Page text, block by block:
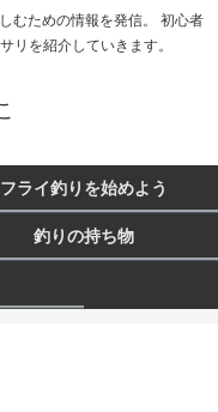
むための情報を発信。 初心者
リを紹介していきます。
フライ釣りを始めよう
釣りの持ち物